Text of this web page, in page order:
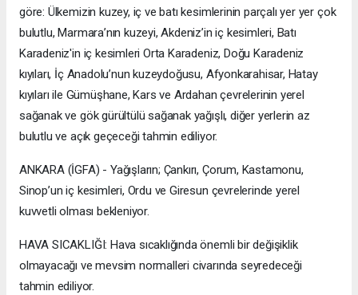
göre: Ülkemizin kuzey, iç ve batı kesimlerinin parçalı yer yer çok
bulutlu, Marmara’nın kuzeyi, Akdeniz’in iç kesimleri, Batı
Karadeniz'in iç kesimleri Orta Karadeniz, Doğu Karadeniz
kıyıları, İç Anadolu’nun kuzeydoğusu, Afyonkarahisar, Hatay
kıyıları ile Gümüşhane, Kars ve Ardahan çevrelerinin yerel
sağanak ve gök gürültülü sağanak yağışlı, diğer yerlerin az
bulutlu ve açık geçeceği tahmin ediliyor.
ANKARA (İGFA) - Yağışların; Çankırı, Çorum, Kastamonu,
Sinop’un iç kesimleri, Ordu ve Giresun çevrelerinde yerel
kuvvetli olması bekleniyor.
HAVA SICAKLIĞI: Hava sıcaklığında önemli bir değişiklik
olmayacağı ve mevsim normalleri civarında seyredeceği
tahmin ediliyor.